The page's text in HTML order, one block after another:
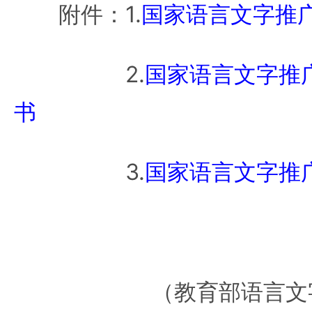
附件：1.国家语言文字推
2.国家语言文字推
书
3.国家语言文字推
（教育部语言